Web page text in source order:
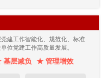
建工作智能化、规范化、标准
位党建工作高质量发展。
层减负 ★ 管理增效